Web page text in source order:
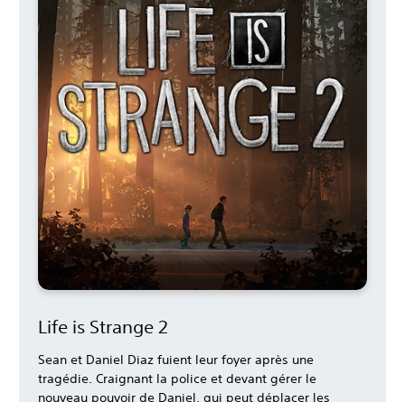
Life is Strange 2
Sean et Daniel Diaz fuient leur foyer après une
tragédie. Craignant la police et devant gérer le
nouveau pouvoir de Daniel, qui peut déplacer les